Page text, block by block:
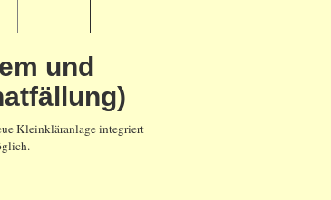
und
Kleinkläranlage integriert